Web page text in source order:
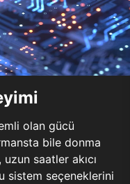
olan gücü
bile donma
saatler akıcı
sistem seçeneklerini